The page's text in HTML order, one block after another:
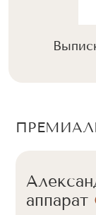
аппарат